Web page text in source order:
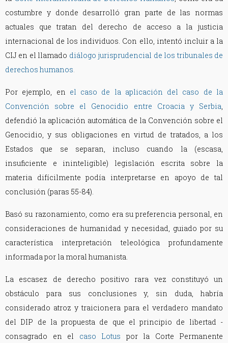
costumbre y donde desarrolló gran parte de las normas
actuales que tratan del derecho de acceso a la justicia
internacional de los individuos. Con ello, intentó incluir a la
CIJ en el llamado diálogo jurisprudencial de los tribunales de
derechos humanos.
Por ejemplo, en el caso de la aplicación del caso de la
Convención sobre el Genocidio entre Croacia y Serbia,
defendió la aplicación automática de la Convención sobre el
Genocidio, y sus obligaciones en virtud de tratados, a los
Estados que se separan, incluso cuando la (escasa,
insuficiente e ininteligible) legislación escrita sobre la
materia difícilmente podía interpretarse en apoyo de tal
conclusión (paras 55-84).
Basó su razonamiento, como era su preferencia personal, en
consideraciones de humanidad y necesidad, guiado por su
característica interpretación teleológica profundamente
informada por la moral humanista.
La escasez de derecho positivo rara vez constituyó un
obstáculo para sus conclusiones y, sin duda, habría
considerado atroz y traicionera para el verdadero mandato
del DIP de la propuesta de que el principio de libertad -
consagrado en el
caso Lotus
por la Corte Permanente